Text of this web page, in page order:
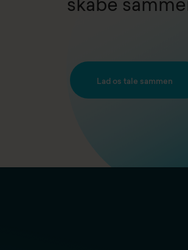
skabe
Lad os tale sammen